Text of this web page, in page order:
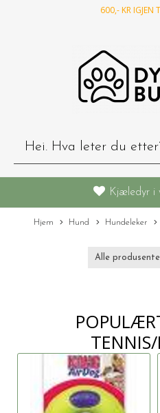
600,- KR IGJEN
Kjæledyr i
Hjem Hund Hundeleker